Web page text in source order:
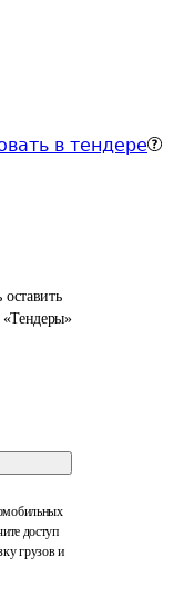
в тендере
«Тендеры»
доступ
грузов и